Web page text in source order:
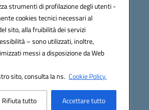
strumenti di profilazione degli utenti -
cookies tecnici necessari al
sito, alla fruibilità dei servizi
– sono utilizzati, inoltre,
messi a disposizione da Web
sito, consulta la ns. Cookie Policy.
Rifiuta tutto Accettare tutto